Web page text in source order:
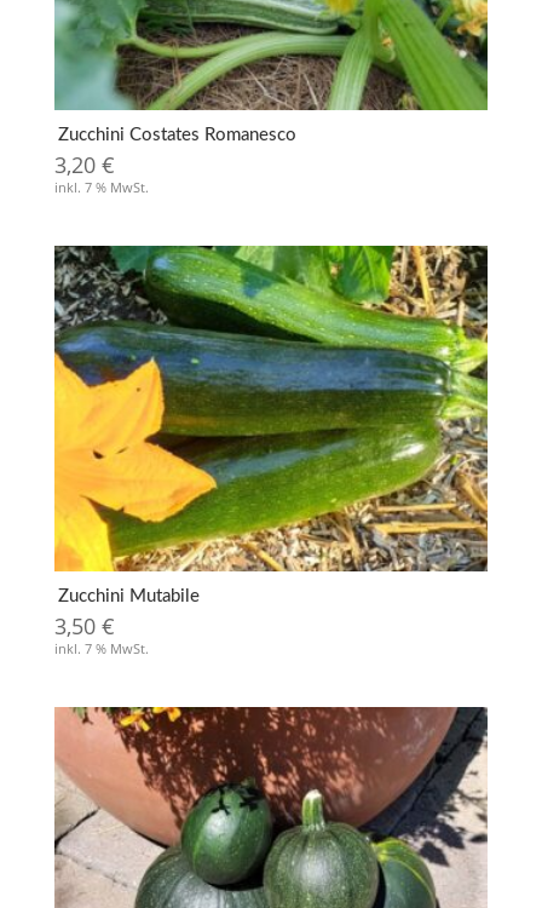
Zucchini Costates Romanesco
3,20 €
inkl. 7 % MwSt.
Zucchini Mutabile
3,50 €
inkl. 7 % MwSt.